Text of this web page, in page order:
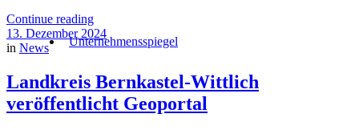
Unternehmensspiegel
Continue reading
13. Dezember 2024
in News
Landkreis Bernkastel-Wittlich
veröffentlicht Geoportal